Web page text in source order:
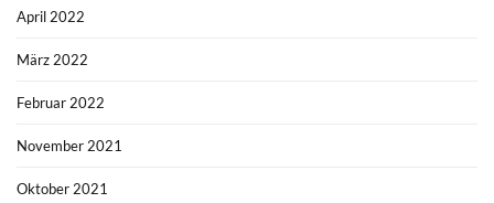
April 2022
März 2022
Februar 2022
November 2021
Oktober 2021